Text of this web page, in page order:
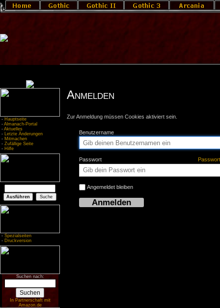
- Hauptseite
- Almanach-Portal
- Aktuelles
- Letzte Änderungen
- Mitmachen
- Zufällige Seite
- Hilfe
- Spezialseiten
- Druckversion
Suchen nach:
In Partnerschaft mit
Amazon.de
Anmelden
Zur Anmeldung müssen Cookies aktiviert sein.
Benutzername
Passwort
Angemeldet bleiben